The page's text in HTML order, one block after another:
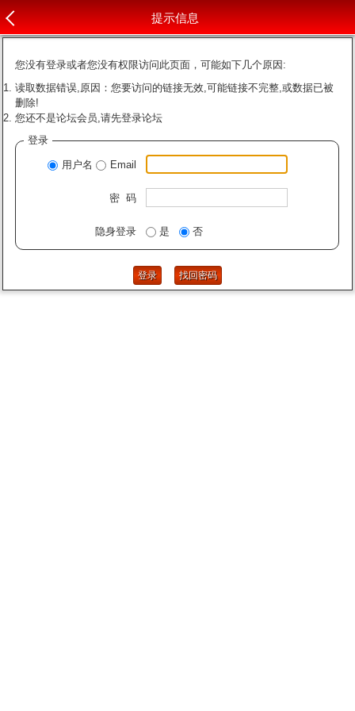
提示信息
您没有登录或者您没有权限访问此页面，可能如下几个原因:
读取数据错误,原因：您要访问的链接无效,可能链接不完整,或数据已被
删除!
您还不是论坛会员,请先登录论坛
登录
用户名 Email
密 码
隐身登录 是 否